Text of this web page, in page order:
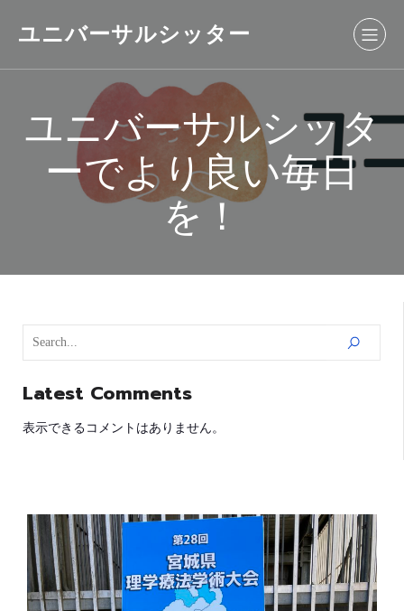
ユニバーサルシッター
ユニバーサルシッタ
ーでより良い毎日
を！
Latest Comments
表示できるコメントはありません。